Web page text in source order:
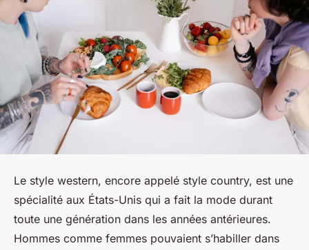
Le style western, encore appelé style country, est une
spécialité aux États-Unis qui a fait la mode durant
toute une génération dans les années antérieures.
Hommes comme femmes pouvaient s’habiller dans